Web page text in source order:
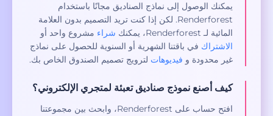
يمكنك الوصول إلى نماذج الصناديق مجانًا باستخدام
Renderforest. لكن إذا كنت تريد التصميم بدون العلامة
المائية لـ Renderforest، يمكنك
شراء مشروع واحد أو
الاشتراك في باقتنا الشهرية أو السنوية للحصول على نماذج
غير محدودة و فيديوهات لترويج تصميم الصندوق الخاص بك.
كيف أصنع نموذج صناديق تعبئة لمتجري الإلكتروني؟
افتح حساب على Renderforest، وابحث بين مجموعتنا